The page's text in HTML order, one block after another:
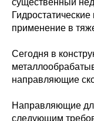
существенный
применение в
Сегодня в
направляющие
Направляющие
следующим